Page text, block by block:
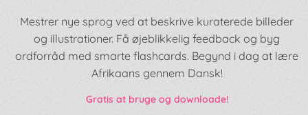
Mestrer nye sprog ved at beskrive kuraterede billeder
og illustrationer. Få øjeblikkelig feedback og byg
ordforråd med smarte flashcards. Begynd i dag at lære
Afrikaans gennem Dansk!
Gratis at bruge og downloade!